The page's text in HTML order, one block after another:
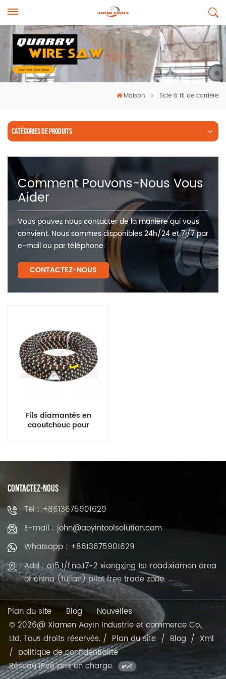
Maison Scie à fil de carrière
CATÉGORIES DE PRODUITS
Comment Pouvons-Nous Vous
Aider
Vous pouvez nous contacter de la manière qui vous
convient. Nous sommes disponibles 24h/24 et 7j/7 par
e-mail ou par téléphone.
CONTACTEZ-NOUS
Fils diamantés en
caoutchouc pour
CONTACTEZ-NOUS
Tél : +8613675901629
E-mail : john@aoyintoolsolution.com
Whatsapp : +8613675901629
Add : a15,1/f,no.17-2 xiangxing 1st road.xiamen area
of china (fujian) pilot free trade zone.
Plan du site Blog
Nouvelles
© 2026@ Xiamen Aoyin Industrie et commerce Co.,
Ltd. Tous droits réservés. / Plan du site / Blog / Xml
/ politique de confidentialité
Réseau IPv6 pris en charge